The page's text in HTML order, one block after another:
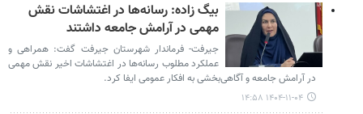
بیگ زاده: رسانه‌ها در اغتشاشات نقش
مهمی در آرامش جامعه داشتند
جیرفت- فرماندار شهرستان جیرفت گفت: همراهی و
عملکرد مطلوب رسانه‌ها در اغتشاشات اخیر نقش مهمی
در آرامش جامعه و آگاهی‌بخشی به افکار عمومی ایفا کرد.
۱۴۰۴-۱۱-۰۴ ۱۴:۵۸